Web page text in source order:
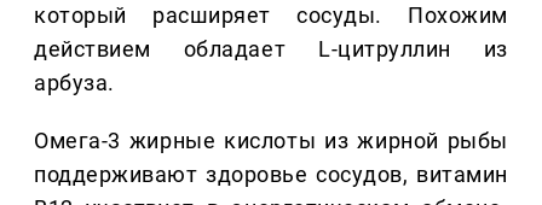
который расширяет сосуды. Похожим
действием обладает L-цитруллин из
арбуза.
Омега-3 жирные кислоты из жирной рыбы
поддерживают здоровье сосудов, витамин